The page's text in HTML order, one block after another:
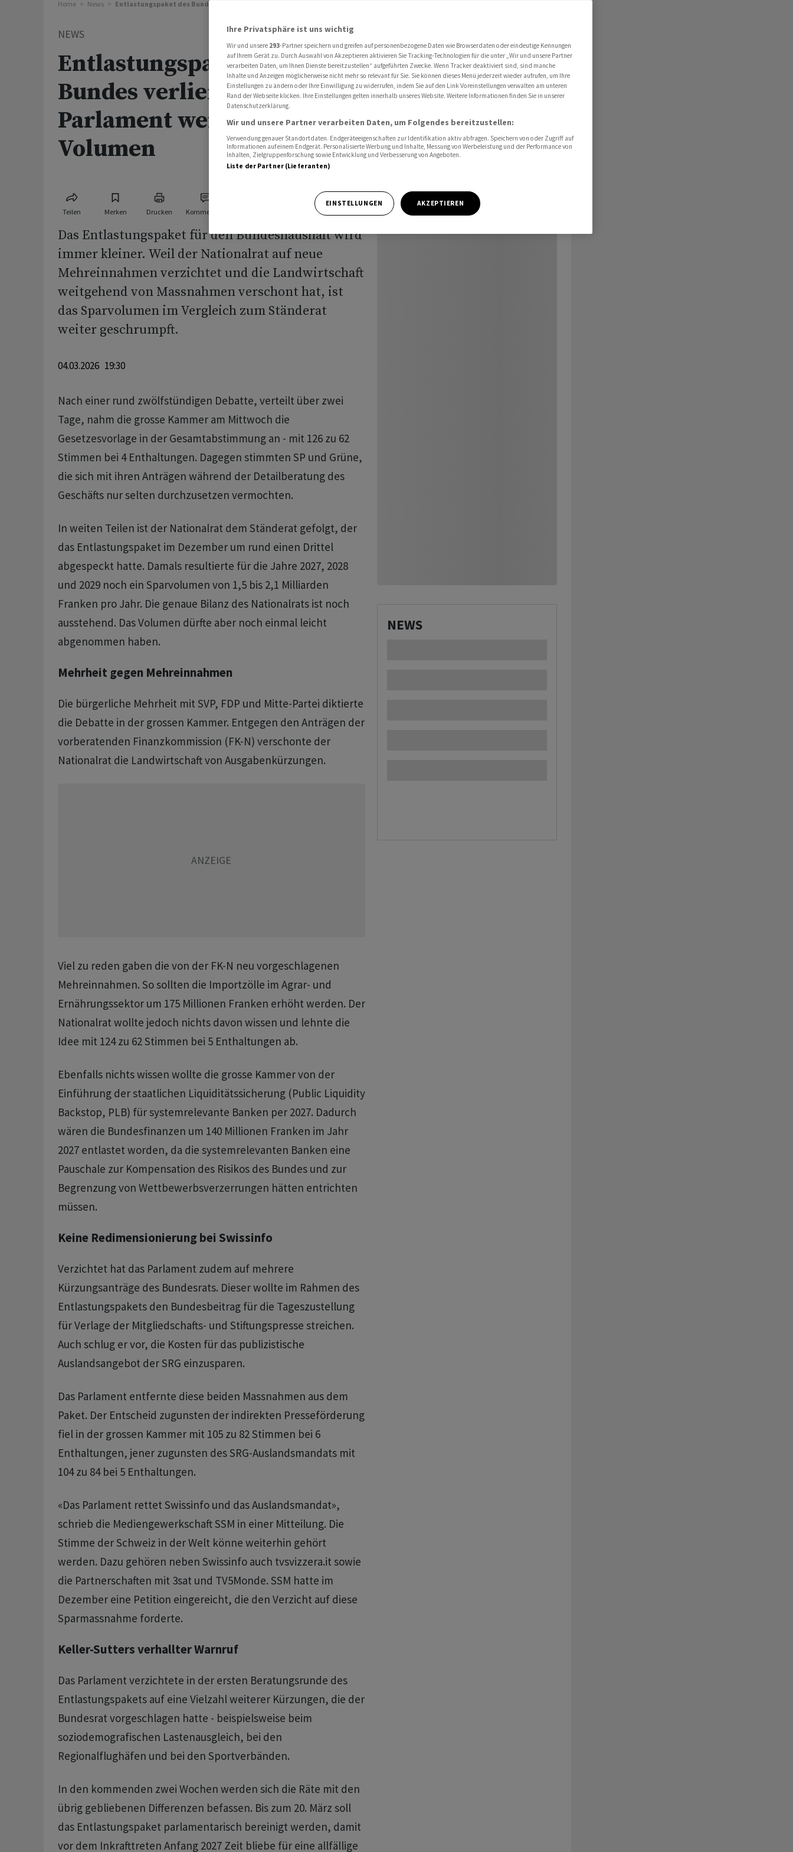
Home News Entlastungspaket des Bundes verliert im Parlament weiter an Volumen
NEWS
Entlastungspaket des
Bundes verliert im
Parlament weiter an
Volumen
Teilen Merken Drucken Kommentare
Das Entlastungspaket für den Bundeshaushalt wird
immer kleiner. Weil der Nationalrat auf neue
Mehreinnahmen verzichtet und die Landwirtschaft
weitgehend von Massnahmen verschont hat, ist
das Sparvolumen im Vergleich zum Ständerat
weiter geschrumpft.
04.03.2026 19:30
Nach einer rund zwölfstündigen Debatte, verteilt über zwei
Tage, nahm die grosse Kammer am Mittwoch die
Gesetzesvorlage in der Gesamtabstimmung an - mit 126 zu 62
Stimmen bei 4 Enthaltungen. Dagegen stimmten SP und Grüne,
die sich mit ihren Anträgen während der Detailberatung des
Geschäfts nur selten durchzusetzen vermochten.
In weiten Teilen ist der Nationalrat dem Ständerat gefolgt, der
das Entlastungspaket im Dezember um rund einen Drittel
abgespeckt hatte. Damals resultierte für die Jahre 2027, 2028
und 2029 noch ein Sparvolumen von 1,5 bis 2,1 Milliarden
Franken pro Jahr. Die genaue Bilanz des Nationalrats ist noch
ausstehend. Das Volumen dürfte aber noch einmal leicht
abgenommen haben.
Mehrheit gegen Mehreinnahmen
Die bürgerliche Mehrheit mit SVP, FDP und Mitte-Partei diktierte
die Debatte in der grossen Kammer. Entgegen den Anträgen der
vorberatenden Finanzkommission (FK-N) verschonte der
Nationalrat die Landwirtschaft von Ausgabenkürzungen.
Viel zu reden gaben die von der FK-N neu vorgeschlagenen
Mehreinnahmen. So sollten die Importzölle im Agrar- und
Ernährungssektor um 175 Millionen Franken erhöht werden. Der
Nationalrat wollte jedoch nichts davon wissen und lehnte die
Idee mit 124 zu 62 Stimmen bei 5 Enthaltungen ab.
Ebenfalls nichts wissen wollte die grosse Kammer von der
Einführung der staatlichen Liquiditätssicherung (Public Liquidity
Backstop, PLB) für systemrelevante Banken per 2027. Dadurch
wären die Bundesfinanzen um 140 Millionen Franken im Jahr
2027 entlastet worden, da die systemrelevanten Banken eine
Pauschale zur Kompensation des Risikos des Bundes und zur
Begrenzung von Wettbewerbsverzerrungen hätten entrichten
müssen.
Keine Redimensionierung bei Swissinfo
Verzichtet hat das Parlament zudem auf mehrere
Kürzungsanträge des Bundesrats. Dieser wollte im Rahmen des
Entlastungspakets den Bundesbeitrag für die Tageszustellung
für Verlage der Mitgliedschafts- und Stiftungspresse streichen.
Auch schlug er vor, die Kosten für das publizistische
Auslandsangebot der SRG einzusparen.
Das Parlament entfernte diese beiden Massnahmen aus dem
Paket. Der Entscheid zugunsten der indirekten Presseförderung
fiel in der grossen Kammer mit 105 zu 82 Stimmen bei 6
Enthaltungen, jener zugunsten des SRG-Auslandsmandats mit
104 zu 84 bei 5 Enthaltungen.
«Das Parlament rettet Swissinfo und das Auslandsmandat»,
schrieb die Mediengewerkschaft SSM in einer Mitteilung. Die
Stimme der Schweiz in der Welt könne weiterhin gehört
werden. Dazu gehören neben Swissinfo auch tvsvizzera.it sowie
die Partnerschaften mit 3sat und TV5Monde. SSM hatte im
Dezember eine Petition eingereicht, die den Verzicht auf diese
Sparmassnahme forderte.
Keller-Sutters verhallter Warnruf
Das Parlament verzichtete in der ersten Beratungsrunde des
Entlastungspakets auf eine Vielzahl weiterer Kürzungen, die der
Bundesrat vorgeschlagen hatte - beispielsweise beim
soziodemografischen Lastenausgleich, bei den
Regionalflughäfen und bei den Sportverbänden.
In den kommenden zwei Wochen werden sich die Räte mit den
übrig gebliebenen Differenzen befassen. Bis zum 20. März soll
das Entlastungspaket parlamentarisch bereinigt werden, damit
vor dem Inkrafttreten Anfang 2027 Zeit bliebe für eine allfällige
NEWS
Ihre Privatsphäre ist uns wichtig
Wir und unsere 293-Partner speichern und greifen auf personenbezogene Daten wie Browserdaten oder eindeutige Kennungen
auf Ihrem Gerät zu. Durch Auswahl von Akzeptieren aktivieren Sie Tracking-Technologien für die unter „Wir und unsere Partner
verarbeiten Daten, um Ihnen Dienste bereitzustellen“ aufgeführten Zwecke. Wenn Tracker deaktiviert sind, sind manche
Inhalte und Anzeigen möglicherweise nicht mehr so relevant für Sie. Sie können dieses Menü jederzeit wieder aufrufen, um Ihre
Einstellungen zu ändern oder Ihre Einwilligung zu widerrufen, indem Sie auf den Link Voreinstellungen verwalten am unteren
Rand der Webseite klicken. Ihre Einstellungen gelten innerhalb unseres Website. Weitere Informationen finden Sie in unserer
Datenschutzerklärung.
Wir und unsere Partner verarbeiten Daten, um Folgendes bereitzustellen:
Verwendung genauer Standortdaten. Endgeräteeigenschaften zur Identifikation aktiv abfragen. Speichern von oder Zugriff auf
Informationen auf einem Endgerät. Personalisierte Werbung und Inhalte, Messung von Werbeleistung und der Performance von
Inhalten, Zielgruppenforschung sowie Entwicklung und Verbesserung von Angeboten.
Liste der Partner (Lieferanten)
EINSTELLUNGEN AKZEPTIEREN